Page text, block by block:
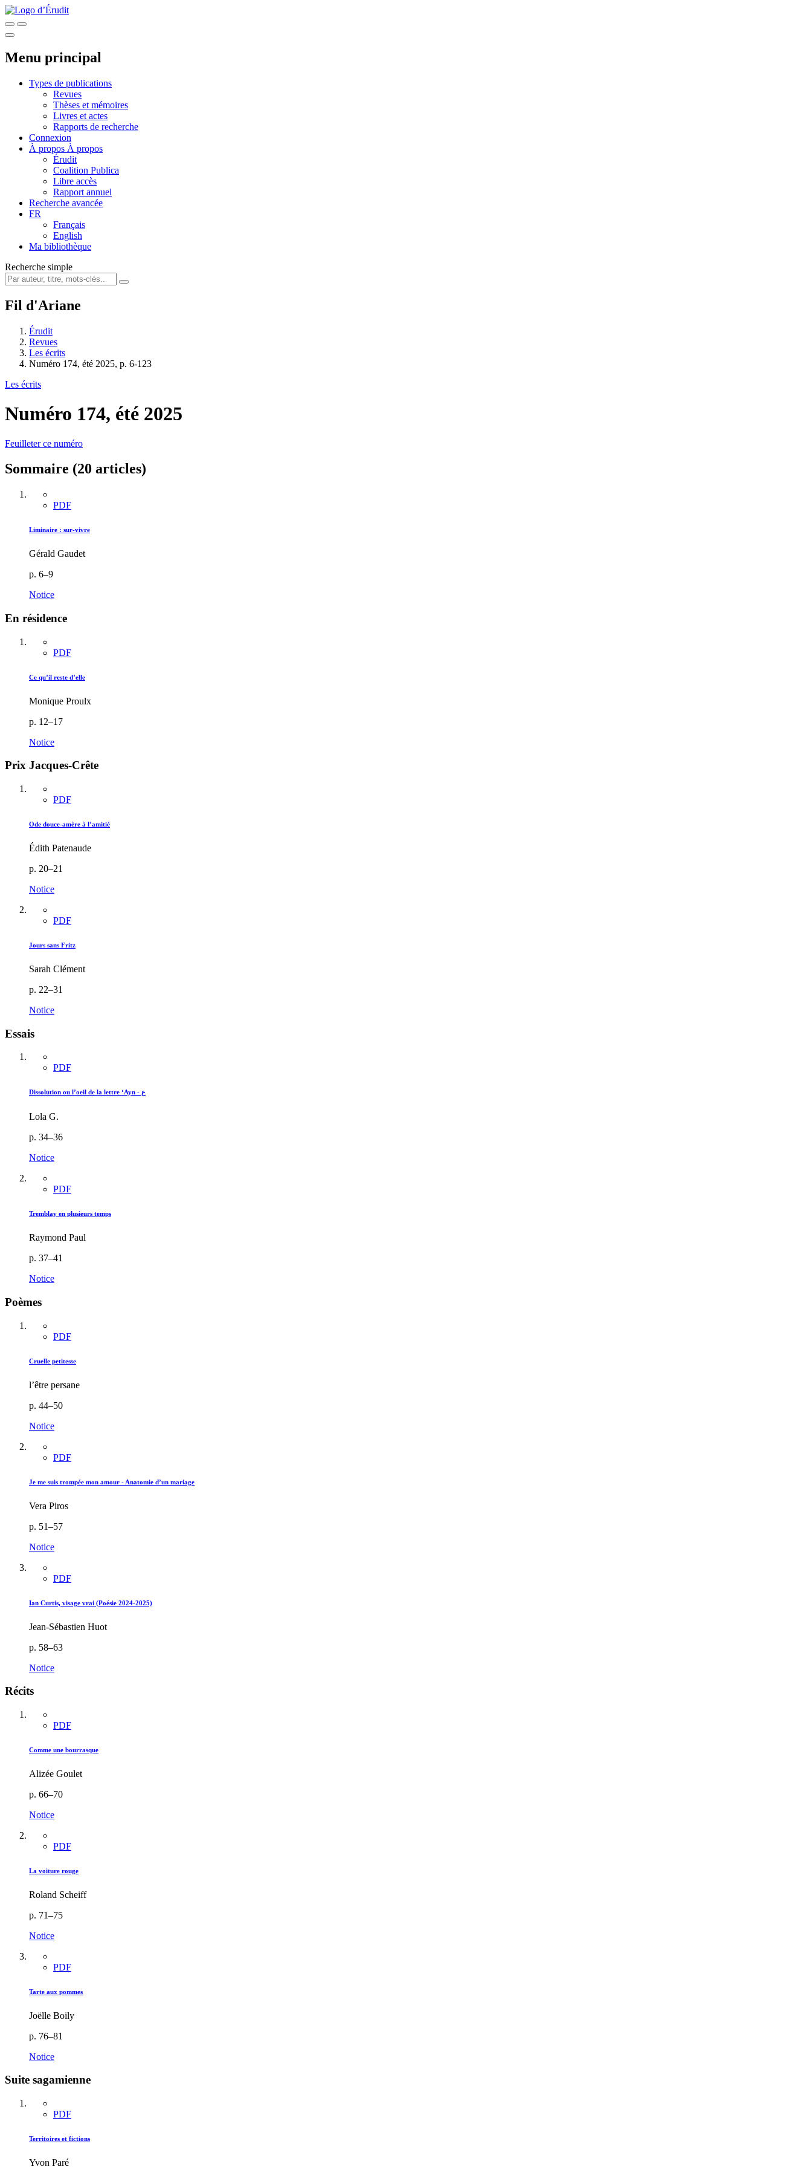
Menu principal
Types de publications
Revues
Thèses et mémoires
Livres et actes
Rapports de recherche
Connexion
À propos À propos
Érudit
Coalition Publica
Libre accès
Rapport annuel
Recherche avancée
FR
Français
English
Ma bibliothèque
Recherche simple
Fil d'Ariane
Érudit
Revues
Les écrits
Numéro 174, été 2025, p. 6-123
Les écrits
Numéro 174, été 2025
Feuilleter ce numéro
Sommaire (20 articles)
PDF
Liminaire : sur-vivre
Gérald Gaudet
p. 6–9
Notice
En résidence
PDF
Ce qu’il reste d’elle
Monique Proulx
p. 12–17
Notice
Prix Jacques-Crête
PDF
Ode douce-amère à l’amitié
Édith Patenaude
p. 20–21
Notice
PDF
Jours sans Fritz
Sarah Clément
p. 22–31
Notice
Essais
PDF
Dissolution ou l’oeil de la lettre ‘Ayn - ع
Lola G.
p. 34–36
Notice
PDF
Tremblay en plusieurs temps
Raymond Paul
p. 37–41
Notice
Poèmes
PDF
Cruelle petitesse
l’être persane
p. 44–50
Notice
PDF
Je me suis trompée mon amour - Anatomie d’un mariage
Vera Piros
p. 51–57
Notice
PDF
Ian Curtis, visage vrai (Poésie 2024-2025)
Jean-Sébastien Huot
p. 58–63
Notice
Récits
PDF
Comme une bourrasque
Alizée Goulet
p. 66–70
Notice
PDF
La voiture rouge
Roland Scheiff
p. 71–75
Notice
PDF
Tarte aux pommes
Joëlle Boily
p. 76–81
Notice
Suite sagamienne
PDF
Territoires et fictions
Yvon Paré